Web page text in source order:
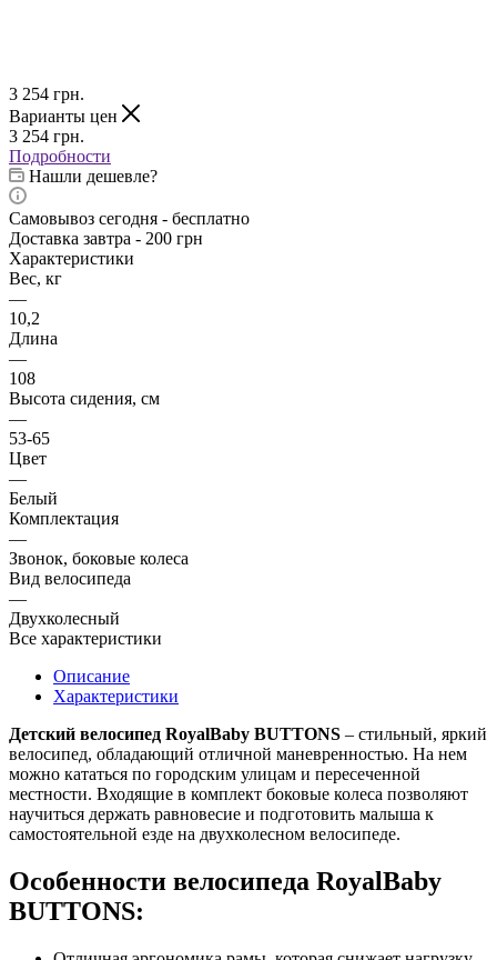
3 254 грн.
Варианты цен
3 254 грн.
Подробности
Нашли дешевле?
Самовывоз сегодня - бесплатно
Доставка завтра - 200 грн
Характеристики
Вес, кг
—
10,2
Длина
—
108
Высота сидения, см
—
53-65
Цвет
—
Белый
Комплектация
—
Звонок, боковые колеса
Вид велосипеда
—
Двухколесный
Все характеристики
Описание
Характеристики
Детский велосипед RoyalBaby BUTTONS – стильный, яркий
велосипед, обладающий отличной маневренностью. На нем
можно кататься по городским улицам и пересеченной
местности. Входящие в комплект боковые колеса позволяют
научиться держать равновесие и подготовить малыша к
самостоятельной езде на двухколесном велосипеде.
Особенности велосипеда RoyalBaby
BUTTONS: